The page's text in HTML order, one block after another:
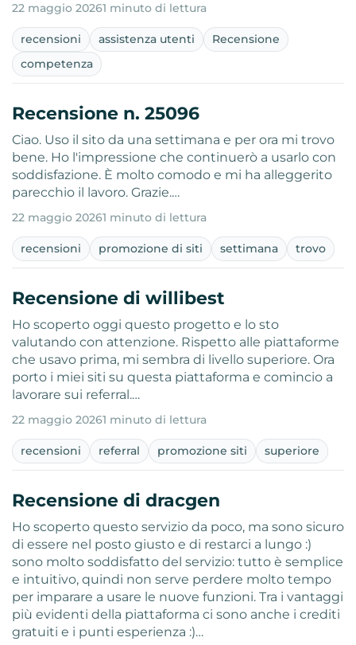
22 maggio 20261 minuto di lettura
recensioni assistenza utenti
Recensione
competenza
Recensione n. 25096
Ciao. Uso il sito da una settimana e per ora mi trovo
bene. Ho l'impressione che continuerò a usarlo con
soddisfazione. È molto comodo e mi ha alleggerito
parecchio il lavoro. Grazie.…
22 maggio 20261 minuto di lettura
recensioni promozione di siti settimana trovo
Recensione di willibest
Ho scoperto oggi questo progetto e lo sto
valutando con attenzione. Rispetto alle piattaforme
che usavo prima, mi sembra di livello superiore. Ora
porto i miei siti su questa piattaforma e comincio a
lavorare sui referral.…
22 maggio 20261 minuto di lettura
recensioni referral promozione siti superiore
Recensione di dracgen
Ho scoperto questo servizio da poco, ma sono sicuro
di essere nel posto giusto e di restarci a lungo :)
sono molto soddisfatto del servizio: tutto è semplice
e intuitivo, quindi non serve perdere molto tempo
per imparare a usare le nuove funzioni. Tra i vantaggi
più evidenti della piattaforma ci sono anche i crediti
gratuiti e i punti esperienza :)…